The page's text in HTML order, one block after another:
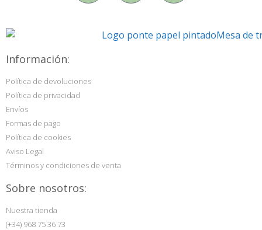
Información:
Política de devoluciones
Política de privacidad
Envíos
Formas de pago
Política de cookies
Aviso Legal
Términos y condiciones de venta
Sobre nosotros:
Nuestra tienda
(+34) 968 75 36 73